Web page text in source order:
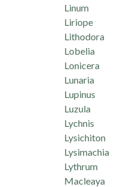
Linum
Liriope
Lithodora
Lobelia
Lonicera
Lunaria
Lupinus
Luzula
Lychnis
Lysichiton
Lysimachia
Lythrum
Macleaya